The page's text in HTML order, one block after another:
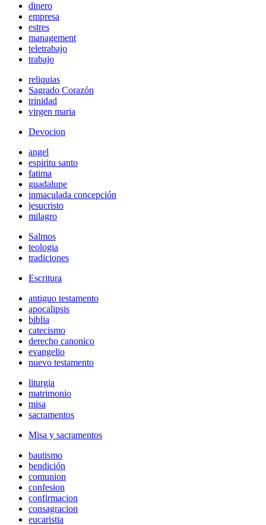
dinero
empresa
estres
management
teletrabajo
trabajo
reliquias
Sagrado Corazón
trinidad
virgen maria
Devocion
angel
espiritu santo
fatima
guadalupe
inmaculada concepción
jesucristo
milagro
Salmos
teologia
tradiciones
Escritura
antiguo testamento
apocalipsis
biblia
catecismo
derecho canonico
evangelio
nuevo testamento
liturgia
matrimonio
misa
sacramentos
Misa y sacramentos
bautismo
bendición
comunion
confesion
confirmacion
consagracion
eucaristia